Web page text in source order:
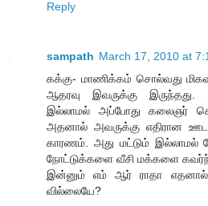
Reply
sampath March 17, 2010 at
கக்கு- மாணிக்கம் சொல்வது
ஆதரவு இவருக்கு
இல்லாமல் அப்போது கலைஞர்
அதனால் அவருக்கு எதிரான
காரணம். அது மட்டும் இல்லாமல்
நோட்டுக்களை வீசி மக்களை
இன்னும் எம் ஆர் ராதா எதனால்
வில்லையே?